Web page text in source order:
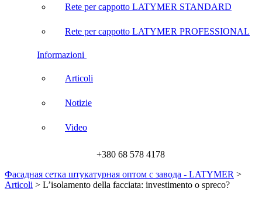
Rete per cappotto LATYMER STANDARD
Rete per cappotto LATYMER PROFESSIONAL
Informazioni
Articoli
Notizie
Video
+380 68 578 4178
Фасадная сетка штукатурная оптом с завода - LATYMER >
Articoli > L’isolamento della facciata: investimento o spreco?